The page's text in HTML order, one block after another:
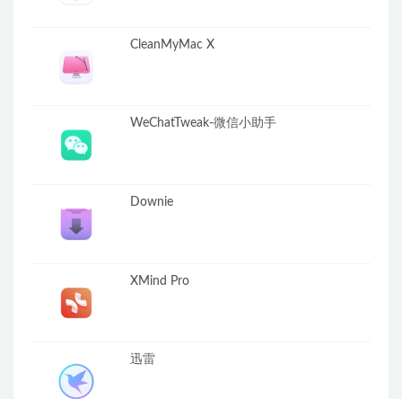
CleanMyMac X
WeChatTweak-微信小助手
Downie
XMind Pro
迅雷